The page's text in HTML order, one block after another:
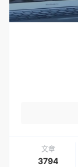
文章
3794